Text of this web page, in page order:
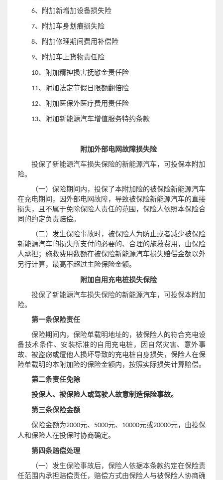
6、附加新增加设备损失险
7、附加车身划痕损失险
8、附加修理期间费用补偿险
9、附加车上货物责任险
10、附加精神损害抚慰金责任险
11、附加法定节假日限额翻倍险
12、附加医保外医疗费用责任险
13、附加新能源汽车增值服务特约条款
附加外部电网故障损失险
投保了新能源汽车损失保险的新能源汽车，可投保本附加
险。
（一）保险期间内，投保了本附加险的被保险新能源汽车
在充电期间，因外部电网故障， 导致被保险新能源汽车的直接
损失，且不属于免除保险人责任的范围，保险人依照本保险合
同的约定负责赔偿。
（二）发生保险事故时，被保险人为防止或者减少被保险
新能源汽车的损失所支付的必要的、合理的施救费用，由保险
人承担； 施救费用数额在被保险新能源汽车损失赔偿金额以外
另行计算，最高不超过主险保险金额。
附加自用充电桩损失保险
投保了新能源汽车损失保险的新能源汽车，可投保本附加
险。
第一条保险责任
保险期间内，保险单载明地址的，被保险人的符合充电设
备技术条件、安装标准的自用充电桩，因自然灾害、意外事
故、被盗窃或遭他人损坏导致的充电桩自身损失，保险人在保
险单载明的本附加险的保险金额内，按照实际损失计算赔偿。
第二条责任免除
投保人、 被保险人或驾驶人故意制造保险事故。
第三条保险金额
保险金额为2000元、5000元、10000元或20000元，由投保
人和保险人在投保时协商确定。
第四条赔偿处理
（一）发生保险事故后，保险人依据本条款约定在保险责
任范围内承担赔偿责任，赔偿方式由保险人与被保险人协商确